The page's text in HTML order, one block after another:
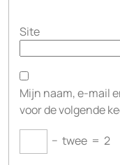
Site
Mijn naam, e-mail
voor de volgende
− twee = 2